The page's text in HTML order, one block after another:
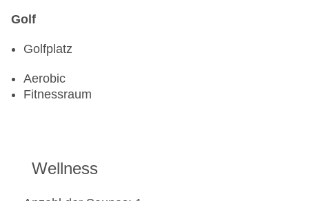
Golf
Golfplatz
Aerobic
Fitnessraum
Wellness